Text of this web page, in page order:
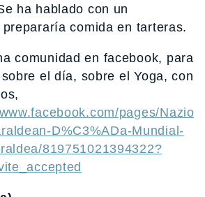
ha hablado con un
comida en tarteras.
comunidad en facebook, para
el día, sobre el Yoga, con
pages/
D%C3%ADa-Mundial-
819751021394322?